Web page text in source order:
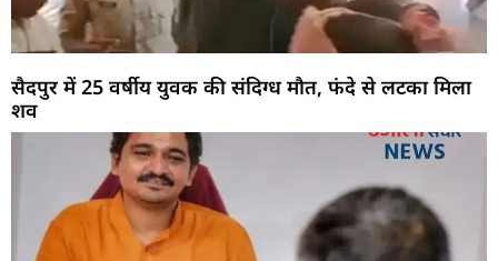
सैदपुर में 25 वर्षीय युवक की संदिग्ध मौत, फंदे से लटका मिला
शव